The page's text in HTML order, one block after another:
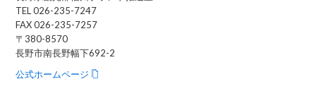
TEL 026-235-7247
FAX 026-235-7257
〒380-8570
長野市南長野幅下692-2
公式ホームページ